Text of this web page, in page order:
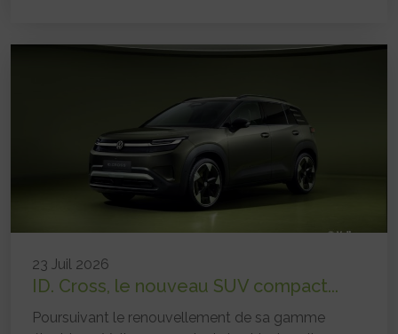
23 Juil 2026
ID. Cross, le nouveau SUV compact...
Poursuivant le renouvellement de sa gamme